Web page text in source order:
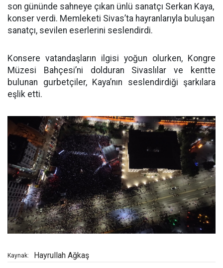
son gününde sahneye çıkan ünlü sanatçı Serkan Kaya,
konser verdi. Memleketi Sivas’ta hayranlarıyla buluşan
sanatçı, sevilen eserlerini seslendirdi.
Konsere vatandaşların ilgisi yoğun olurken, Kongre
Müzesi Bahçesi’ni dolduran Sivaslılar ve kentte
bulunan gurbetçiler, Kaya’nın seslendirdiği şarkılara
eşlik etti.
Kaynak: Hayrullah Ağkaş